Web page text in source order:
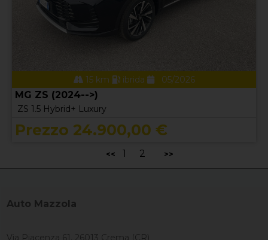
15 km ibrida 05/2026
MG ZS (2024-->)
ZS 1.5 Hybrid+ Luxury
Prezzo 24.900,00 €
<< 1 2 >>
Auto Mazzola
Via Piacenza 61, 26013 Crema (CR)